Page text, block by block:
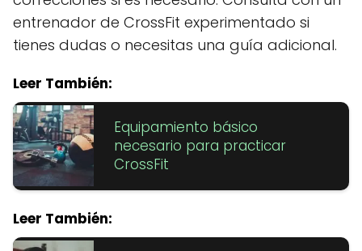
entrenador de CrossFit experimentado si
tienes dudas o necesitas una guía adicional.
Leer También:
Equipamiento básico
necesario para practicar
CrossFit
Leer También: